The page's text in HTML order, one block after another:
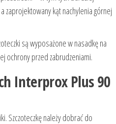
zaprojektowany kąt nachylenia górnej
są wyposażone w nasadkę na
ochrony przed zabrudzeniami.
Interprox Plus 90
Szczoteczkę należy dobrać do